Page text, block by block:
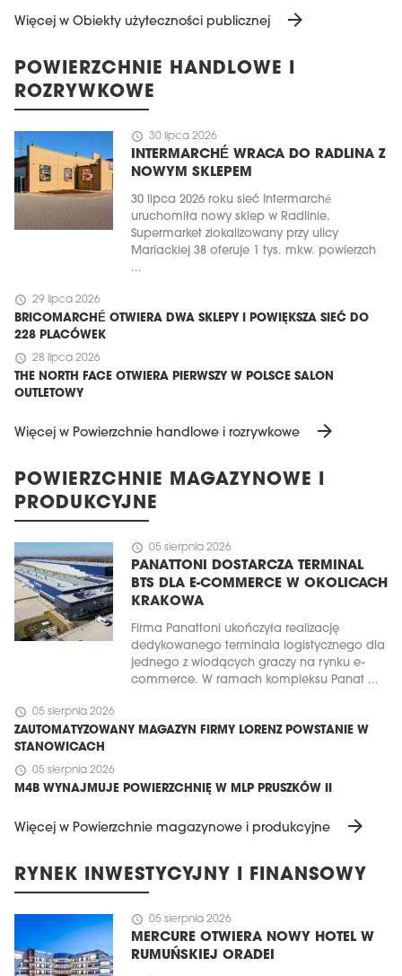
Więcej w Obiekty użyteczności publicznej arrow_forward
POWIERZCHNIE HANDLOWE I
ROZRYWKOWE
schedule 30 lipca 2026
INTERMARCHÉ WRACA DO RADLINA Z
NOWYM SKLEPEM
30 lipca 2026 roku sieć Intermarché
uruchomiła nowy sklep w Radlinie.
Supermarket zlokalizowany przy ulicy
Mariackiej 38 oferuje 1 tys. mkw. powierzch
...
schedule 29 lipca 2026
BRICOMARCHÉ OTWIERA DWA SKLEPY I POWIĘKSZA SIEĆ DO
228 PLACÓWEK
schedule 28 lipca 2026
THE NORTH FACE OTWIERA PIERWSZY W POLSCE SALON
OUTLETOWY
Więcej w Powierzchnie handlowe i rozrywkowe arrow_forward
POWIERZCHNIE MAGAZYNOWE I
PRODUKCYJNE
schedule 05 sierpnia 2026
PANATTONI DOSTARCZA TERMINAL
BTS DLA E-COMMERCE W OKOLICACH
KRAKOWA
Firma Panattoni ukończyła realizację
dedykowanego terminala logistycznego dla
jednego z wiodących graczy na rynku e-
commerce. W ramach kompleksu Panat ...
schedule 05 sierpnia 2026
ZAUTOMATYZOWANY MAGAZYN FIRMY LORENZ POWSTANIE W
STANOWICACH
schedule 05 sierpnia 2026
M4B WYNAJMUJE POWIERZCHNIĘ W MLP PRUSZKÓW II
Więcej w Powierzchnie magazynowe i produkcyjne arrow_forward
RYNEK INWESTYCYJNY I FINANSOWY
schedule 05 sierpnia 2026
MERCURE OTWIERA NOWY HOTEL W
RUMUŃSKIEJ ORADEI